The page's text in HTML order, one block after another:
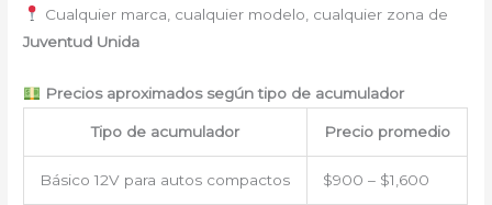
Cualquier marca, cualquier modelo, cualquier zona de
Juventud Unida
Precios aproximados según tipo de acumulador
Tipo de acumulador Precio promedio
Básico 12V para autos compactos $900 – $1,600